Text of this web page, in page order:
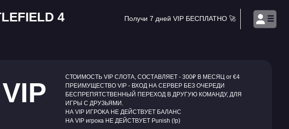
4 Получи 7 дней VIP БЕСПЛАТНО 🚀
VIP
СТОИМОСТЬ VIP СЛОТА, СОСТАВЛЯЕТ - 300₽ В МЕСЯЦ or €4
ПРЕИМУЩЕСТВО VIP - ВХОД НА СЕРВЕР БЕЗ ОЧЕРЕДИ
БЕСПРЕПЯТСТВЕННЫЙ ПЕРЕХОД В ДРУГУЮ КОМАНДУ, ДЛЯ
ИГРЫ С ДРУЗЬЯМИ.
НА VIP ИГРОКА НЕ ДЕЙСТВУЕТ БАЛАНС
НА VIP игрока НЕ ДЕЙСТВУЕТ Punish (!p)